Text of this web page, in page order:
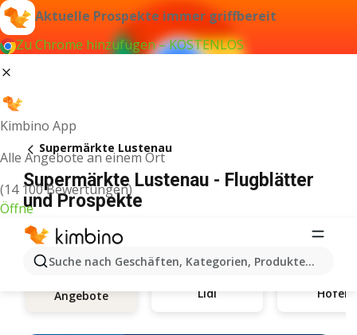
Aktuelle Prospekte immer griffbereit
Zu Chrome hinzufügen – KOSTENLOS
Kimbino App
Alle Angebote an einem Ort
(14 100 Bewertungen)
Öffne
Suche nach Geschäften, Kategorien, Produkten...
Supermärkte Lustenau
Supermärkte Lustenau - Flugblätter
und Prospekte
Angebote Lidl Hofer